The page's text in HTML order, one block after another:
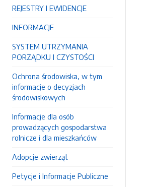
REJESTRY I EWIDENCJE
INFORMACJE
SYSTEM UTRZYMANIA
PORZĄDKU I CZYSTOŚCI
Ochrona środowiska, w tym
informacje o decyzjach
środowiskowych
Informacje dla osób
prowadzących gospodarstwa
rolnicze i dla mieszkańców
Adopcje zwierząt
Petycje i Informacje Publiczne